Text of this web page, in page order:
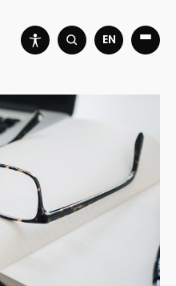
EN